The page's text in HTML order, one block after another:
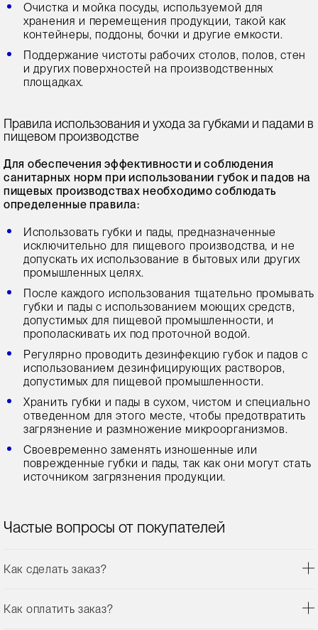
Очистка и мойка посуды, используемой для
хранения и перемещения продукции, такой как
контейнеры, поддоны, бочки и другие емкости.
Поддержание чистоты рабочих столов, полов, стен
и других поверхностей на производственных
площадках.
Правила использования и ухода за губками и падами в
пищевом производстве
Для обеспечения эффективности и соблюдения
санитарных норм при использовании губок и падов на
пищевых производствах необходимо соблюдать
определенные правила:
Использовать губки и пады, предназначенные
исключительно для пищевого производства, и не
допускать их использование в бытовых или других
промышленных целях.
После каждого использования тщательно промывать
губки и пады с использованием моющих средств,
допустимых для пищевой промышленности, и
прополаскивать их под проточной водой.
Регулярно проводить дезинфекцию губок и падов с
использованием дезинфицирующих растворов,
допустимых для пищевой промышленности.
Хранить губки и пады в сухом, чистом и специально
отведенном для этого месте, чтобы предотвратить
загрязнение и размножение микроорганизмов.
Своевременно заменять изношенные или
поврежденные губки и пады, так как они могут стать
источником загрязнения продукции.
Частые вопросы от покупателей
Как сделать заказ?
Как оплатить заказ?